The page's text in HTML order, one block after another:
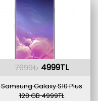
7699₺ 4999TL
Samsung Galaxy S10 Plus
128 GB 4999TL